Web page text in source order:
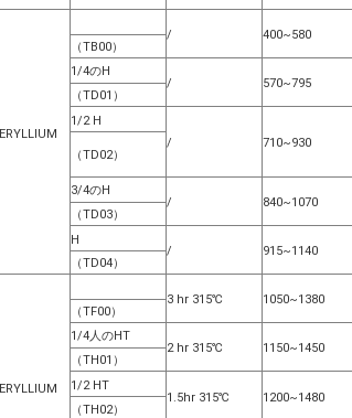
/ 400~580
（TB00）
1/4のH
/
570~795
（TD01）
1/2 H
/
710~930
（TD02）
3/4のH
/
840~1070
（TD03）
H
/ 915~1140
（TD04）
3 hr 315℃ 1050~1380
（TF00）
1/4人のHT
2 hr 315℃
1150~1450
（TH01）
1/2 HT
1.5hr 315℃
1200~1480
（TH02）